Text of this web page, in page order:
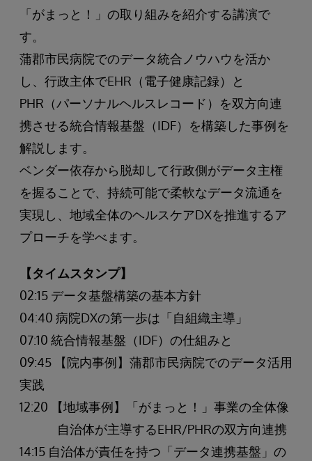
「がまっと！」の取り組みを紹介する講演で
す。
蒲郡市民病院でのデータ統合ノウハウを活か
し、行政主体でEHR（電子健康記録）と
PHR（パーソナルヘルスレコード）を双方向連
携させる統合情報基盤（IDF）を構築した事例を
解説します。
ベンダー依存から脱却して行政側がデータ主権
を握ることで、持続可能で柔軟なデータ流通を
実現し、地域全体のヘルスケアDXを推進するア
プローチを学べます。
【タイムスタンプ】
02:15 データ基盤構築の基本方針
04:40 病院DXの第一歩は「自組織主導」
07:10 統合情報基盤（IDF）の仕組みと
09:45 【院内事例】蒲郡市民病院でのデータ活用
実践
12:20 【地域事例】「がまっと！」事業の全体像
自治体が主導するEHR/PHRの双方向連携
14:15 自治体が責任を持つ「データ連携基盤」の